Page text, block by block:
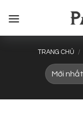
qua
TRANG CHỦ /